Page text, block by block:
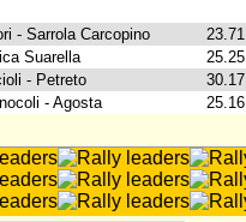
- Sarrola Carcopino
Suarella
- Petreto
- Agosta